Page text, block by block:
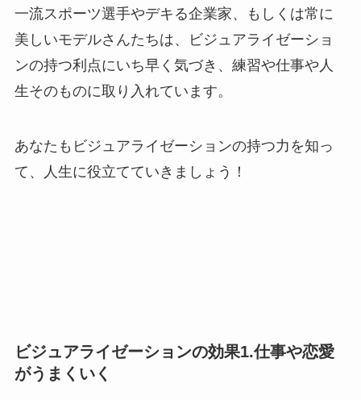
一流スポーツ選手やデキる企業家、もしくは常に
美しいモデルさんたちは、ビジュアライゼーショ
ンの持つ利点にいち早く気づき、練習や仕事や人
生そのものに取り入れています。
あなたもビジュアライゼーションの持つ力を知っ
て、人生に役立てていきましょう！
ビジュアライゼーションの効果1.仕事や恋愛
がうまくいく